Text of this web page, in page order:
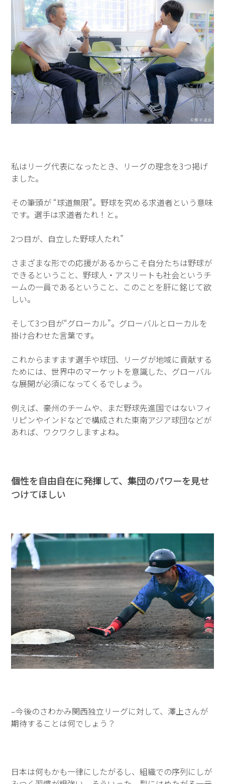
私はリーグ代表になったとき、リーグの理念を3つ掲げ
ました。
その筆頭が “球道無限”。野球を究める求道者という意味
です。選手は求道者たれ！と。
2つ目が、自立した野球人たれ”
さまざまな形での応援があるからこそ自分たちは野球が
できるということ、野球人・アスリートも社会というチ
ームの一員であるということ、このことを肝に銘じて欲
しい。
そして3つ目が“グローカル”。グローバルとローカルを
掛け合わせた言葉です。
これからますます選手や球団、リーグが地域に貢献する
ためには、世界中のマーケットを意識した、グローバル
な展開が必須になってくるでしょう。
例えば、豪州のチームや、まだ野球先進国ではないフィ
リピンやインドなどで構成された東南アジア球団などが
あれば、ワクワクしますよね。
個性を自由自在に発揮して、集団のパワーを見せ
つけてほしい
–今後のさわかみ関西独立リーグに対して、澤上さんが
期待することは何でしょう？
日本は何もかも一律にしたがるし、組織での序列にしが